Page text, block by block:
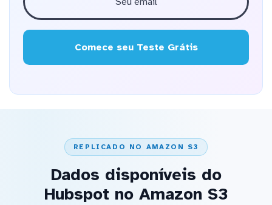
Comece seu Teste Grátis
REPLICADO NO AMAZON S3
Dados disponíveis do
Hubspot no Amazon S3